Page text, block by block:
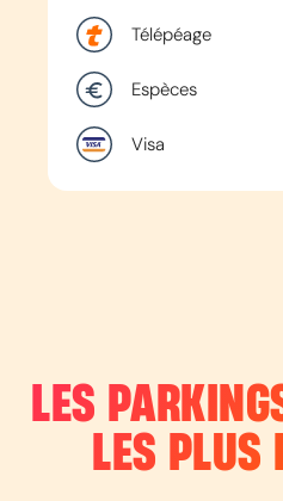
Télépéage
Espèces
Visa
LES
LES PLUS